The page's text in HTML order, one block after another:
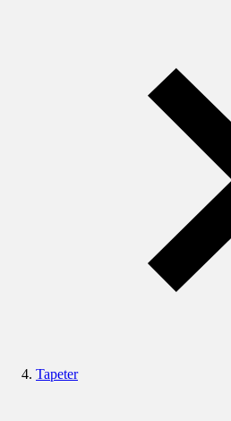
Tapeter